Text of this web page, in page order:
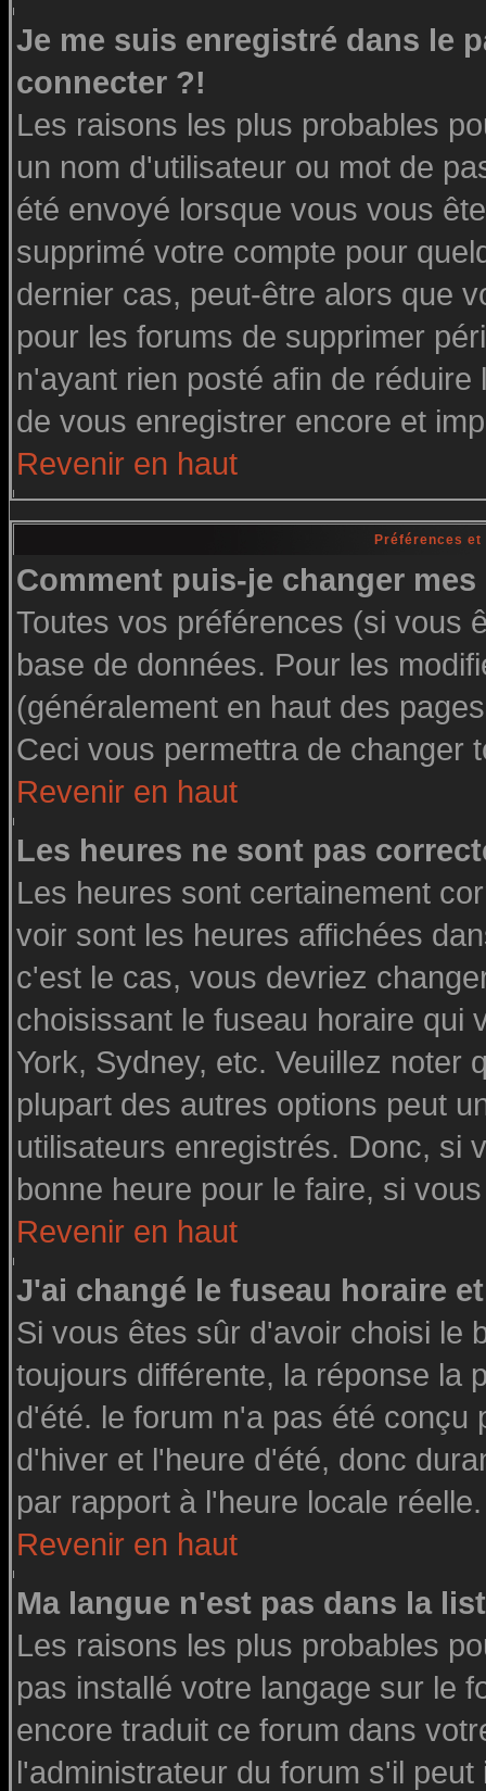
Je me suis enregistré dans le
connecter ?!
Les raisons les plus probables
un nom d'utilisateur ou mot de
été envoyé lorsque vous vous
supprimé votre compte pour
dernier cas, peut-être alors que
pour les forums de supprimer
n'ayant rien posté afin de
de vous enregistrer encore et
Revenir en haut
Préférences
Comment puis-je changer
Toutes vos préférences (si vous
base de données. Pour les
(généralement en haut des
Ceci vous permettra de changer
Revenir en haut
Les heures ne sont pas
Les heures sont certainement
voir sont les heures affichées
c'est le cas, vous devriez
choisissant le fuseau horaire qui
York, Sydney, etc. Veuillez noter
plupart des autres options peut
utilisateurs enregistrés. Donc, si
bonne heure pour le faire, si
Revenir en haut
J'ai changé le fuseau horaire
Si vous êtes sûr d'avoir choisi le
toujours différente, la réponse la
d'été. le forum n'a pas été conçu
d'hiver et l'heure d'été, donc
par rapport à l'heure locale réelle.
Revenir en haut
Ma langue n'est pas dans la
Les raisons les plus probables
pas installé votre langage sur le
encore traduit ce forum dans
l'administrateur du forum s'il